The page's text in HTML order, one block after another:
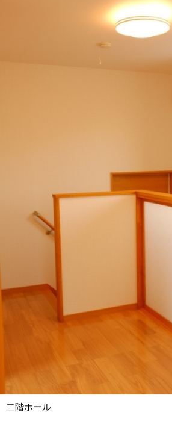
二階ホール